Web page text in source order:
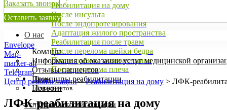
Реабилитация на дому
После инсульта
После эндопротезирования
Адаптация жилого пространства
Реабилитация после травм
После перелома шейки бедра
После травмы позвоночника
После перелома плеча
Цены
Для клиентов
Правила госпитализации
Заказать звонок
Оставить заявку
О нас
Команда
Информация об оказании услуг медицинской
Отзывы пациентов
Принципы реабилитации
Новости
Услуги
Envelope
Map-
marker-alt
Telegram
Центр реабилитации>Реабилитация на дому > ЛФК-
ЛФК-реабилитация на дому